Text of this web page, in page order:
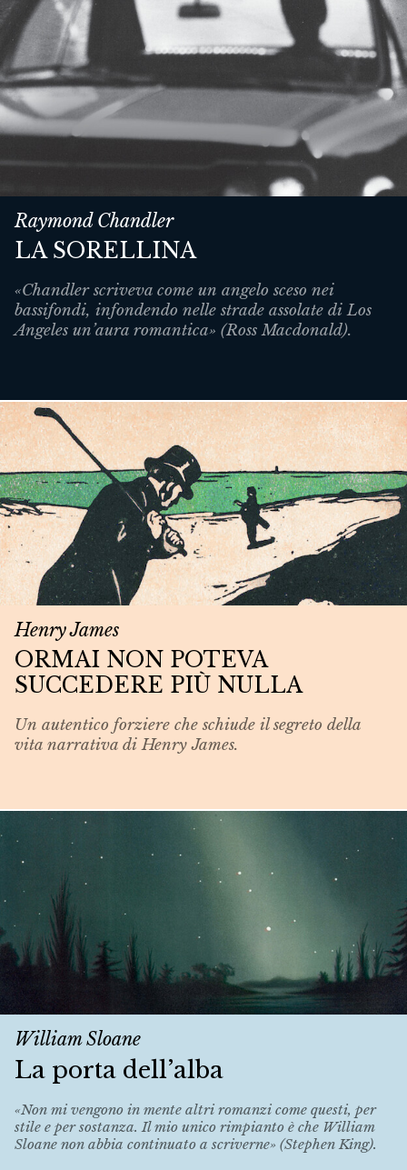
Raymond Chandler
LA SORELLINA
«Chandler scriveva come un angelo sceso nei
bassifondi, infondendo nelle strade assolate di Los
Angeles un’aura romantica» (Ross Macdonald).
Henry James
ORMAI NON POTEVA
SUCCEDERE PIÙ NULLA
Un autentico forziere che schiude il segreto della
vita narrativa di Henry James.
William Sloane
La porta dell’alba
«Non mi vengono in mente altri romanzi come questi, per
stile e per sostanza. Il mio unico rimpianto è che William
Sloane non abbia continuato a scriverne» (Stephen King).